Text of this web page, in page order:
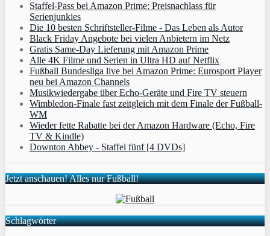
Staffel-Pass bei Amazon Prime: Preisnachlass für
Serienjunkies
Die 10 besten Schriftsteller-Filme - Das Leben als Autor
Black Friday Angebote bei vielen Anbietern im Netz
Gratis Same-Day Lieferung mit Amazon Prime
Alle 4K Filme und Serien in Ultra HD auf Netflix
Fußball Bundesliga live bei Amazon Prime: Eurosport Player
neu bei Amazon Channels
Musikwiedergabe über Echo-Geräte und Fire TV steuern
Wimbledon-Finale fast zeitgleich mit dem Finale der Fußball-
WM
Wieder fette Rabatte bei der Amazon Hardware (Echo, Fire
TV & Kindle)
Downton Abbey - Staffel fünf [4 DVDs]
Jetzt anschauen! Alles nur Fußball!
Schlagwörter